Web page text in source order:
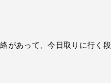
があって、今日取りに行く段